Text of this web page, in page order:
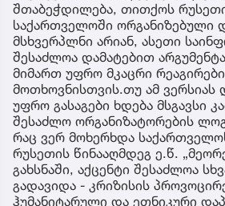
შთაბეჭდილება, თითქოს
საქართველოში ორგანიზებული
მსხვერპლნი არიან, ასეთი
შესაძლოა დამატებით
მიმართ უფრო მკაცრი
მოთხოვნისთვის.თუ ამ ვერსიას
უფრო გასაგები ხდება მსგავსი
შესაძლო ორგანიზატორების
რაც ვერ მოხერხდა
რუსეთის წინააღმდეგ ე.წ.
გახსნაში, აქცენტი შესაძლოა
გადავიდა - კრიზისის
ჰუმანიტარული და ეთნიკური